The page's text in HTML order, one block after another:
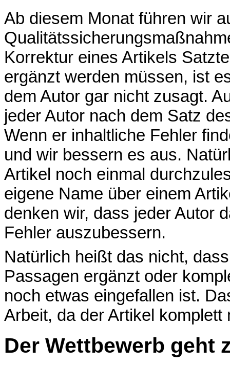
Ab diesem Monat führen wir
Korrektur eines Artikels
ergänzt werden müssen, ist
dem Autor gar nicht zusagt.
jeder Autor nach dem Satz
Wenn er inhaltliche Fehler
und wir bessern es aus.
Artikel noch einmal
eigene Name über einem
denken wir, dass jeder Autor
Fehler auszubessern.
Natürlich heißt das nicht,
Passagen ergänzt oder
noch etwas eingefallen ist.
Arbeit, da der Artikel
Der Wettbewerb geht